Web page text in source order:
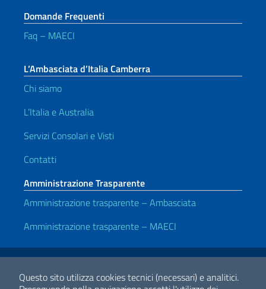
Questo sito utilizza cookies tecnici (necessari) e analitici.
Domande Frequenti
Faq – MAECI
L’Ambasciata d’Italia Camberra
Chi siamo
L’Italia e Australia
Servizi Consolari e Visti
Contatti
Amministrazione Trasparente
Amministrazione trasparente – Ambasciata
Amministrazione trasparente – MAECI
Link Utili